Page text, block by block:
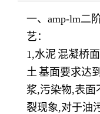
一、amp-lm二
艺：
1,水泥 混凝桥
土 基面要求达
浆,污染物,表面
裂现象,对于油